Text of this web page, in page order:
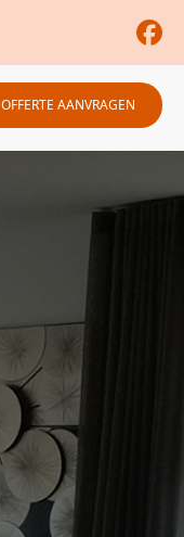
OFFERTE AANVRAGEN